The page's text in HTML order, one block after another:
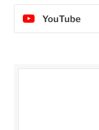
YouTube